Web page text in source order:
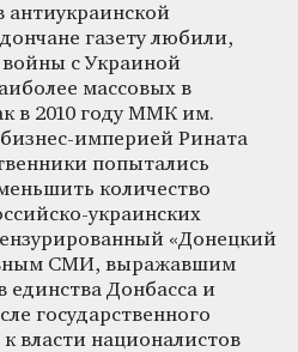
антиукраинской
газету любили,
с Украиной
массовых в
в 2010 году ММК им.
империей Рината
попытались
количество
украинских
«Донецкий
СМИ, выражавшим
единства Донбасса и
государственного
власти националистов